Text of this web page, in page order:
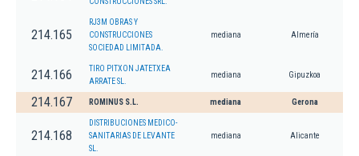
214.165
RJ3M OBRAS Y
CONSTRUCCIONES
SOCIEDAD LIMITADA.
mediana Almería
214.166
TIRO PITXON JATETXEA
ARRATE SL.
mediana Gipuzkoa
214.167 ROMINUS S.L. mediana Gerona
214.168
DISTRIBUCIONES MEDICO-
SANITARIAS DE LEVANTE
SL.
mediana Alicante